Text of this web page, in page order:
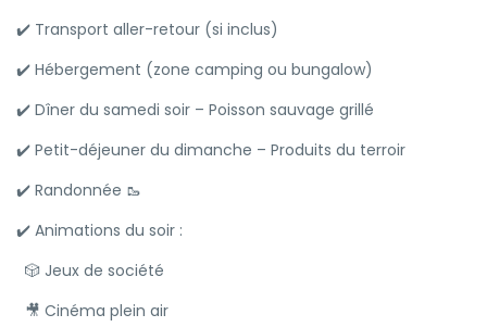
✔️ Transport aller-retour (si inclus)
✔️ Hébergement (zone camping ou bungalow)
✔️ Dîner du samedi soir – Poisson sauvage grillé
✔️ Petit-déjeuner du dimanche – Produits du terroir
✔️ Randonnée 🥾
✔️ Animations du soir :
🎲 Jeux de société
🎥 Cinéma plein air